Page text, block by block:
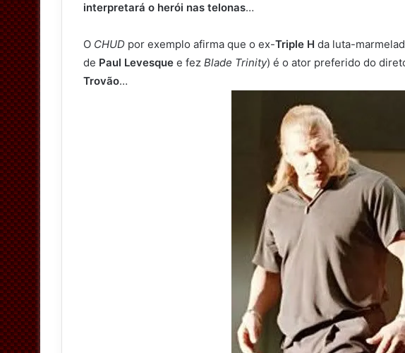
interpretará o herói nas telonas…
O CHUD por exemplo afirma que o ex-Triple H da luta-
de Paul Levesque e fez Blade Trinity) é o ator preferido do
Trovão…